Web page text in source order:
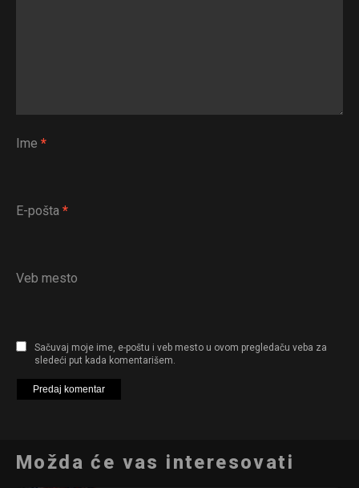
Ime *
E-pošta *
Veb mesto
Sačuvaj moje ime, e-poštu i veb mesto u ovom pregledaču veba za
sledeći put kada komentarišem.
Možda će vas interesovati